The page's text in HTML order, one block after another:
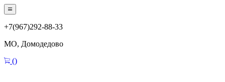
+7(967)292-88-33
МО, Домодедово
()